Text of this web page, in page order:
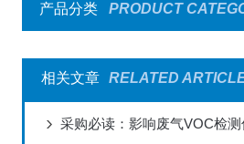
产品分类 PRODUCT
相关文章 RELATED